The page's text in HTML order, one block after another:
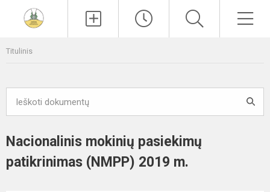
Titulinis
Nacionalinis mokinių pasiekimų
patikrinimas (NMPP) 2019 m.